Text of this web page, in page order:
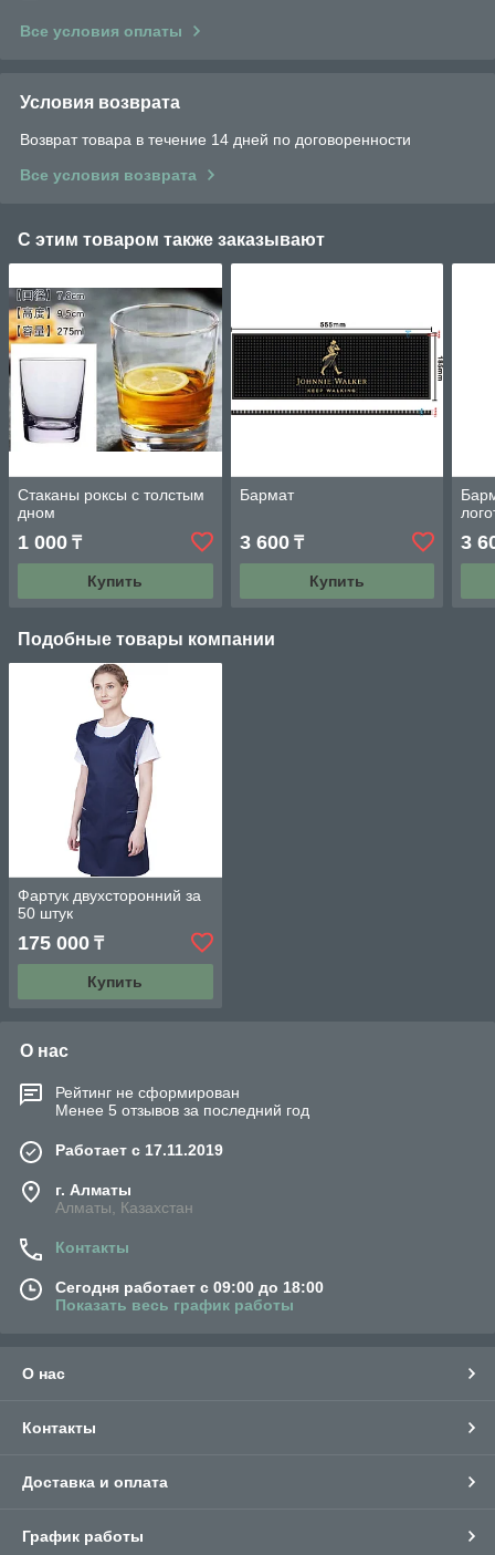
Все условия оплаты
Условия возврата
Возврат товара в течение 14 дней по договоренности
Все условия возврата
С этим товаром также заказывают
Стаканы роксы с толстым
дном
1 000 ₸
Купить
Бармат
3 600₸
Купить
3
Подобные товары компании
Фартук двухсторонний за
50 штук
175 000 ₸
Купить
О нас
Рейтинг не сформирован
Менее 5 отзывов за последний год
Работает с 17.11.2019
г. Алматы
Алматы, Казахстан
Контакты
Сегодня работает с 09:00 до 18:00
Показать весь график работы
О нас
Контакты
Доставка и оплата
График работы